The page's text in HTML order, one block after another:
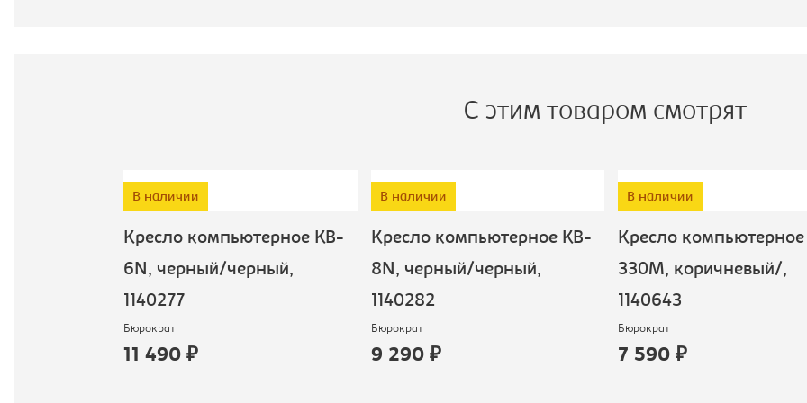
С этим товаром смотрят
В наличии
Кресло компьютерное KB-
6N, черный/черный,
1140277
Бюрократ
11 490 ₽
В наличии
Кресло компьютерное KB-
8N, черный/черный,
1140282
Бюрократ
9 290 ₽
В наличии
Кресло компьютерное
330M, коричневый/,
1140643
Бюрократ
7 590 ₽